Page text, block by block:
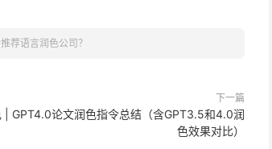
荐语言润色公司？
下一篇
| GPT4.0论文润色指令总结（含GPT3.5和4.0润
色效果对比）